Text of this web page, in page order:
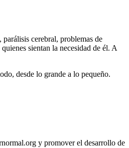
cerebral, problemas de
sientan la necesidad de él. A
desde lo grande a lo pequeño.
y promover el desarrollo de